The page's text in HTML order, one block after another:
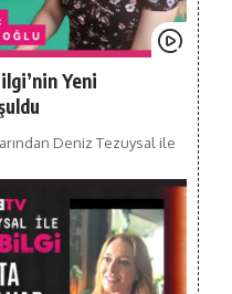
Yeni
Deniz Tezuysal ile